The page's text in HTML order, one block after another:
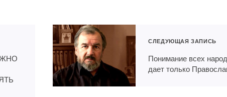
СЛЕДУЮЩАЯ ЗАПИСЬ
Понимание всех
дает только